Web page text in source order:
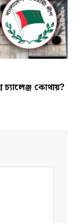
চ্যালেঞ্জ কোথায়?